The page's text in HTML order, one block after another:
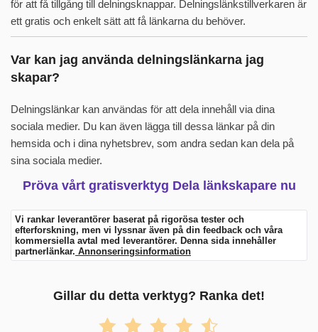
för att få tillgång till delningsknappar. Delningslänkstillverkaren är
ett gratis och enkelt sätt att få länkarna du behöver.
Var kan jag använda delningslänkarna jag
skapar?
Delningslänkar kan användas för att dela innehåll via dina
sociala medier. Du kan även lägga till dessa länkar på din
hemsida och i dina nyhetsbrev, som andra sedan kan dela på
sina sociala medier.
Pröva vårt gratisverktyg Dela länkskapare nu
Vi rankar leverantörer baserat på rigorösa tester och
efterforskning, men vi lyssnar även på din feedback och våra
kommersiella avtal med leverantörer. Denna sida innehåller
partnerlänkar. Annonseringsinformation
Gillar du detta verktyg? Ranka det!